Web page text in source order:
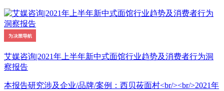
艾媒咨询|2021年上半年新中式面馆行业趋势及消费者行为洞
察报告
本报告研究涉及企业/品牌/案例：西贝莜面村<br/><br/>2021年